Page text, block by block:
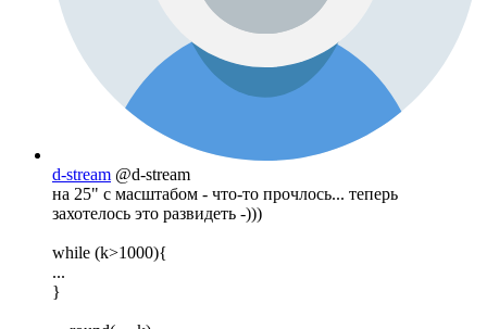
d-stream @d-stream
на 25" с масштабом - что-то прочлось... теперь
захотелось это развидеть -)))
while (k>1000){
...
}